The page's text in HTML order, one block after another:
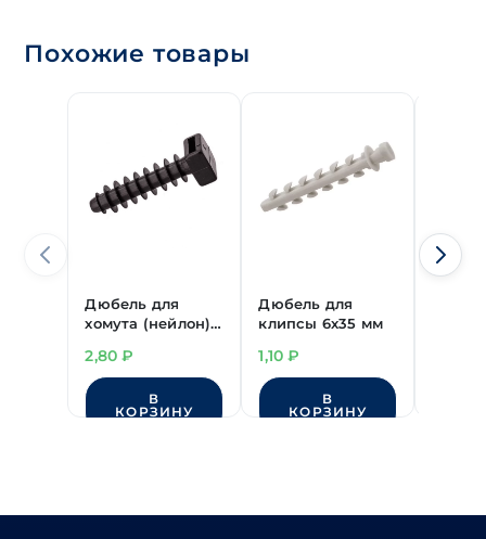
Похожие товары
Дюбель для
хомута (нейлон)
2,80₽
В
КОРЗИНУ
Дюбель для
клипсы 6х35 мм
1,10₽
В
КОРЗИНУ